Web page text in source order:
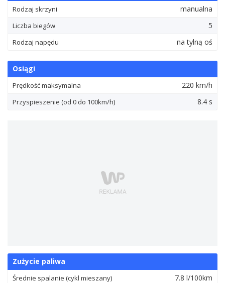
Rodzaj skrzyni manualna
Liczba biegów 5
Rodzaj napędu na tylną oś
Osiągi
Prędkość maksymalna 220 km/h
Przyspieszenie (od 0 do 100km/h) 8.4 s
Zużycie paliwa
Średnie spalanie (cykl mieszany) 7.8 l/100km